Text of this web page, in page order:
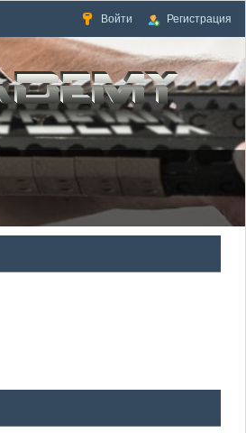
Войти Регистрация